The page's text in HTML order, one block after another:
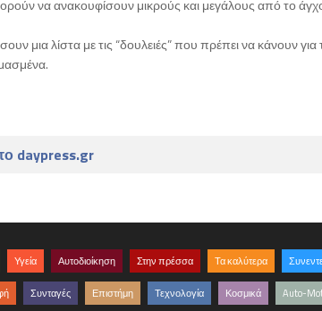
να ανακουφίσουν μικρούς και μεγάλους από το
μια λίστα με τις “δουλειές” που πρέπει να κάνουν για
daypress.gr
Υγεία Αυτοδιοίκηση Στην πρέσσα Τα καλύτερα
Συνταγές Επιστήμη Τεχνολογία Κοσμικά Auto-